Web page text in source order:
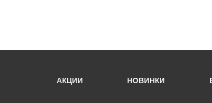
АКЦИИ НОВИНКИ